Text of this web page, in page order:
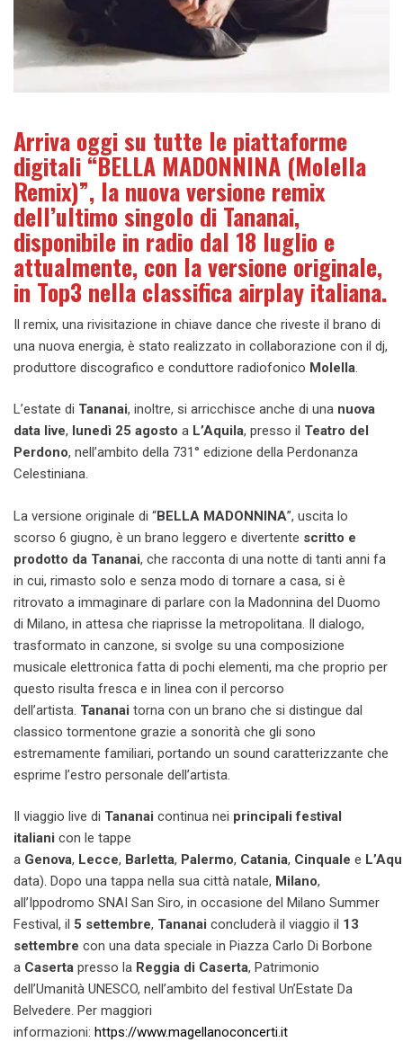
Arriva oggi su tutte le piattaforme
digitali “BELLA MADONNINA (Molella
Remix)”, la nuova versione remix
dell’ultimo singolo di Tananai,
disponibile in radio dal 18 luglio e
attualmente, con la versione originale,
in Top3 nella classifica airplay italiana.
Il remix, una rivisitazione in chiave dance che riveste il brano di
una nuova energia, è stato realizzato in collaborazione con il dj,
produttore discografico e conduttore radiofonico Molella
L’estate di Tananai, inoltre, si arricchisce anche di una nuova
data live, lunedì 25 agosto a L’Aquila, presso il Teatro del
Perdono, nell’ambito della 731° edizione della Perdonanza
Celestiniana.
La versione originale di “BELLA MADONNINA”, uscita lo
scorso 6 giugno, è un brano leggero e divertente scritto e
prodotto da Tananai, che racconta di una notte di tanti anni fa
in cui, rimasto solo e senza modo di tornare a casa, si è
ritrovato a immaginare di parlare con la Madonnina del Duomo
di Milano, in attesa che riaprisse la metropolitana. Il dialogo,
trasformato in canzone, si svolge su una composizione
musicale elettronica fatta di pochi elementi, ma che proprio per
questo risulta fresca e in linea con il percorso
dell’artista. Tananai torna con un brano che si distingue dal
classico tormentone grazie a sonorità che gli sono
estremamente familiari, portando un sound caratterizzante che
esprime l’estro personale dell’artista.
Il viaggio live di Tananai continua nei principali festival
italiani con le tappe
a Genova, Lecce, Barletta, Palermo, Catania, Cinquale e
data). Dopo una tappa nella sua città natale, Milano,
all’Ippodromo SNAI San Siro, in occasione del Milano Summer
Festival, il 5 settembre, Tananai concluderà il viaggio il 13
settembre con una data speciale in Piazza Carlo Di Borbone
a Caserta presso la Reggia di Caserta, Patrimonio
dell’Umanità UNESCO, nell’ambito del festival Un’Estate Da
Belvedere. Per maggiori
informazioni: https://www.magellanoconcerti.it